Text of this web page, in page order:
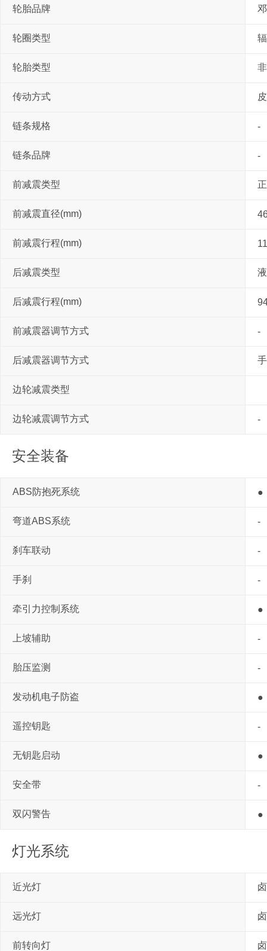
轮胎品牌
轮圈类型
轮胎类型
传动方式
链条规格 -
链条品牌 -
前减震类型
前减震直径(mm)
前减震行程(mm)
后减震类型
后减震行程(mm)
前减震器调节方式 -
后减震器调节方式
边轮减震类型
边轮减震调节方式 -
安全装备
ABS防抱死系统 ●
弯道ABS系统 -
刹车联动 -
手刹 -
牵引力控制系统 ●
上坡辅助 -
胎压监测 -
发动机电子防盗 ●
遥控钥匙 -
无钥匙启动 ●
安全带 -
双闪警告 ●
灯光系统
近光灯
远光灯
前转向灯